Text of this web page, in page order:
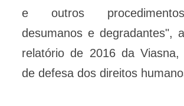
e outros
desumanos e degradantes",
relatório de 2016 da Viasna,
de defesa dos direitos